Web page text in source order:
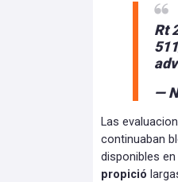
Rt
—
Las
continuaban
disponibles en
propició